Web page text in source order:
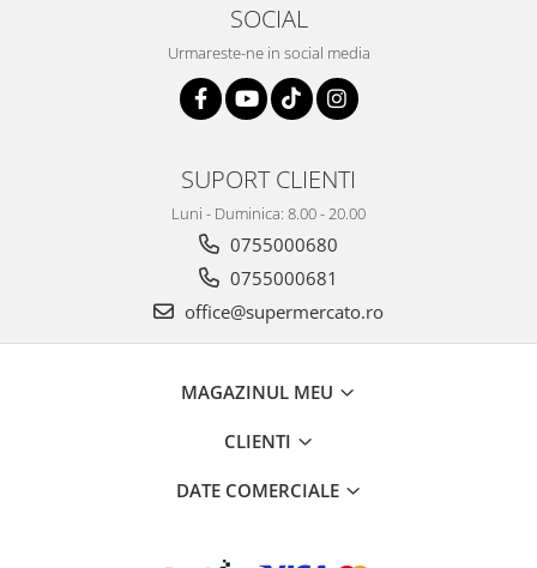
SOCIAL
Urmareste-ne in social media
SUPORT CLIENTI
Luni - Duminica: 8.00 - 20.00
0755000680
0755000681
office@supermercato.ro
MAGAZINUL MEU
CLIENTI
DATE COMERCIALE